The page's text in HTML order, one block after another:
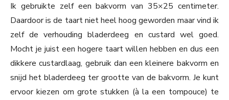
Ik gebruikte zelf een bakvorm van 35×25 centimeter.
Daardoor is de taart niet heel hoog geworden maar vind ik
zelf de verhouding bladerdeeg en custard wel goed.
Mocht je juist een hogere taart willen hebben en dus een
dikkere custardlaag, gebruik dan een kleinere bakvorm en
snijd het bladerdeeg ter grootte van de bakvorm. Je kunt
ervoor kiezen om grote stukken (à la een tompouce) te